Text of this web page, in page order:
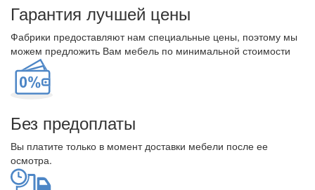
Гарантия лучшей цены
Фабрики предоставляют нам специальные цены, поэтому мы
можем предложить Вам мебель по минимальной стоимости
Без предоплаты
Вы платите только в момент доставки мебели после ее
осмотра.